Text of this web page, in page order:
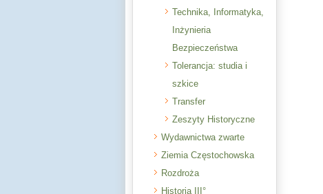
Technika, Informatyka,
Inżynieria
Bezpieczeństwa
Tolerancja: studia i
szkice
Transfer
Zeszyty Historyczne
Wydawnictwa zwarte
Ziemia Częstochowska
Rozdroża
Historia III°